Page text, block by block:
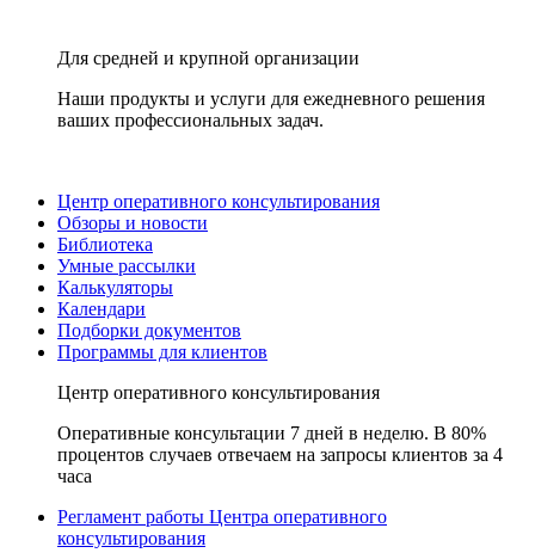
Для средней и крупной организации
Наши продукты и услуги для ежедневного решения
ваших профессиональных задач.
Центр оперативного консультирования
Обзоры и новости
Библиотека
Умные рассылки
Калькуляторы
Календари
Подборки документов
Программы для клиентов
Центр оперативного консультирования
Оперативные консультации 7 дней в неделю. В 80%
процентов случаев отвечаем на запросы клиентов за 4
часа
Регламент работы Центра оперативного
консультирования